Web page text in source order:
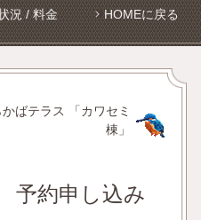
況 / 料金 HOMEに戻る
ばテラス 「カワセミ
棟」
予約申し込み